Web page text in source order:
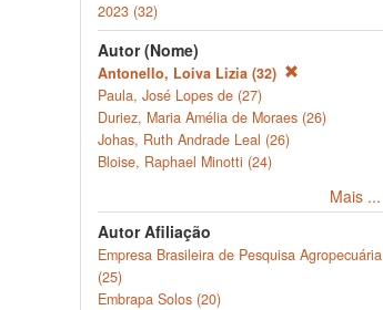
2023 (32)
Autor (Nome)
Antonello, Loiva Lizia (32)
Paula, José Lopes de (27)
Duriez, Maria Amélia de Moraes (26)
Johas, Ruth Andrade Leal (26)
Bloise, Raphael Minotti (24)
Mais ...
Autor Afiliação
Empresa Brasileira de Pesquisa Agropecuária
(25)
Embrapa Solos (20)